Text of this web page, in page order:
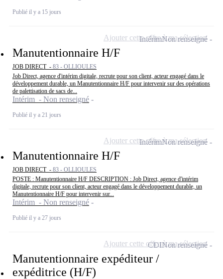
Publié il y a 15 jours
Manutentionnaire H/F
JOB DIRECT - 83 - OLLIOULES
Job Direct, agence d'intérim digitale, recrute pour son client, acteur engagé dans le
développement durable, un Manutentionnaire H/F pour intervenir sur des opérations
de palettisation de sacs de...
Intérim - Non renseigné
Publié il y a 21 jours
IntérimNon renseigné
Ajouter cette offre à ma sélection
Manutentionnaire H/F
JOB DIRECT - 83 - OLLIOULES
POSTE : Manutentionnaire H/F DESCRIPTION : Job Direct, agence d'intérim
digitale, recrute pour son client, acteur engagé dans le développement durable, un
Manutentionnaire H/F pour intervenir sur...
Intérim - Non renseigné
Publié il y a 27 jours
IntérimNon renseigné
Ajouter cette offre à ma sélection
Manutentionnaire expéditeur /
expéditrice (H/F)
CDINon renseigné
Ajouter cette offre à ma sélection